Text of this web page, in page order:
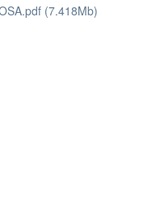
(7.418Mb)